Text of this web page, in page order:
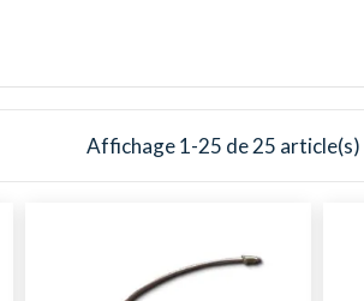
Affichage 1-25 de 25 article(s)